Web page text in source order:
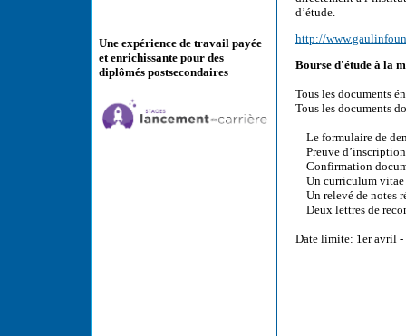
Une expérience de travail payée
et enrichissante pour des
diplômés postsecondaires
d’étude.
http://
Bourse d'étude à la
Tous les documents
Tous les documents
Le formulaire de
Preuve
Confirmation
Un curriculum vitae
Un relevé de notes
Deux lettres de
Date limite: 1er avril -